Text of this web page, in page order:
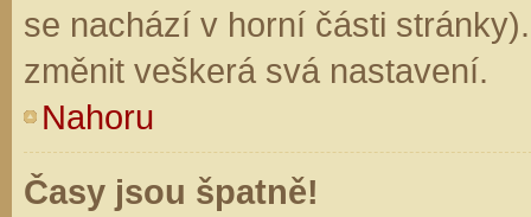
se nachází v horní části
změnit veškerá svá nastavení.
Nahoru
Časy jsou špatně!